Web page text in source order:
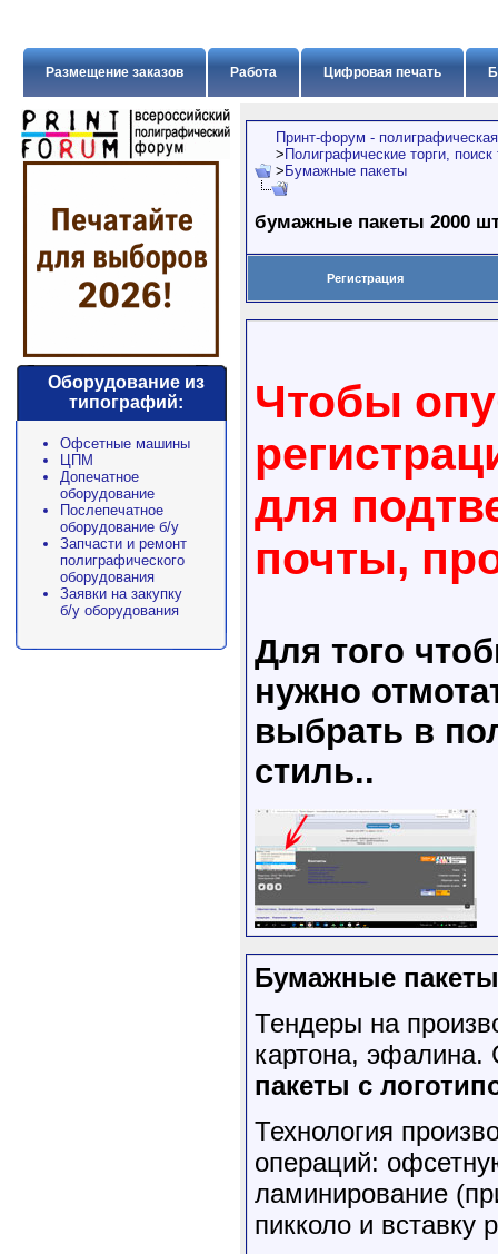
Цифровая печать
Работа
Размещение заказов
Оборудование из
типографий:
Офсетные машины
ЦПМ
Допечатное
оборудование
Послепечатное
оборудование б/у
Запчасти и ремонт
полиграфического
оборудования
Заявки на закупку
б/у оборудования
Принт-форум -
> Полиграфические торги,
> Бумажные пакеты
бумажные пакеты 2000
Регистрация
Чтобы
для
почты,
Для того
нужно
выбрать в
стиль..
Бумажные пакеты
Тендеры на
картона,
пакеты с
Технология
операций:
ламинирование
пикколо и вставку